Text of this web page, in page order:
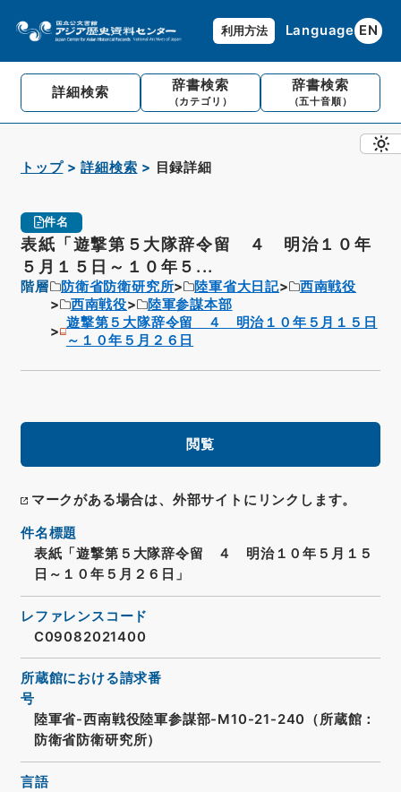
利用方法 Language EN
詳細検索 辞書検索
（カテゴリ）
辞書検索
（五十音順）
トップ 詳細検索 目録詳細
件名
表紙「遊撃第５大隊辞令留 ４ 明治１０年
５月１５日～１０年５...
階層 防衛省防衛研究所 陸軍省大日記
西南戦役
西南戦役
陸軍参謀本部
遊撃第５大隊辞令留 ４ 明治１０年５月１５日
～１０年５月２６日
閲覧
マークがある場合は、外部サイトにリンクします。
件名標題
表紙「遊撃第５大隊辞令留 ４ 明治１０年５月１５
日～１０年５月２６日」
レファレンスコード
C09082021400
所蔵館における請求番
号
陸軍省-西南戦役陸軍参謀部-M10-21-240（所蔵館：
防衛省防衛研究所）
言語